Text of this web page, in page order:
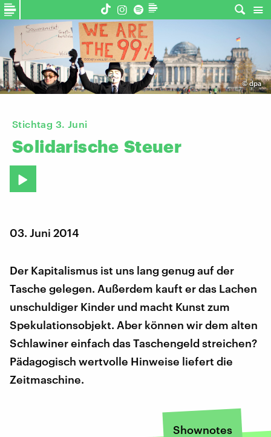
©dpa
Stichtag 3. Juni
Solidarische Steuer
03. Juni 2014
Der Kapitalismus ist uns lang genug auf der
Tasche gelegen. Außerdem kauft er das Lachen
unschuldiger Kinder und macht Kunst zum
Spekulationsobjekt. Aber können wir dem alten
Schlawiner einfach das Taschengeld streichen?
Pädagogisch wertvolle Hinweise liefert die
Zeitmaschine.
Shownotes